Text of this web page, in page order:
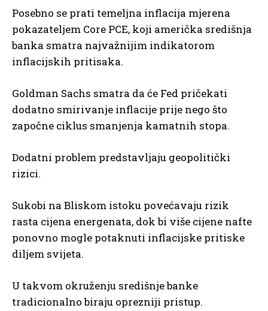
Posebno se prati temeljna inflacija mjerena
pokazateljem Core PCE, koji američka središnja
banka smatra najvažnijim indikatorom
inflacijskih pritisaka.
Goldman Sachs smatra da će Fed pričekati
dodatno smirivanje inflacije prije nego što
započne ciklus smanjenja kamatnih stopa.
Dodatni problem predstavljaju geopolitički
rizici.
Sukobi na Bliskom istoku povećavaju rizik
rasta cijena energenata, dok bi više cijene nafte
ponovno mogle potaknuti inflacijske pritiske
diljem svijeta.
U takvom okruženju središnje banke
tradicionalno biraju oprezniji pristup.